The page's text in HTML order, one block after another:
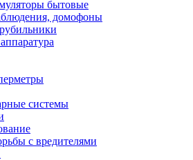
бытовые
домофоны
системы
с вредителями